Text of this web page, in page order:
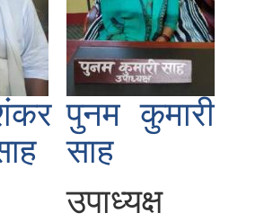
पुनम कुमारी
साह
उपाध्यक्ष